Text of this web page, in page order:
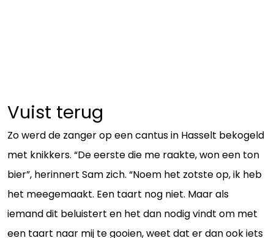
Vuist terug
Zo werd de zanger op een cantus in Hasselt bekogeld
met knikkers. “De eerste die me raakte, won een ton
bier”, herinnert Sam zich. “Noem het zotste op, ik heb
het meegemaakt. Een taart nog niet. Maar als
iemand dit beluistert en het dan nodig vindt om met
een taart naar mij te gooien, weet dat er dan ook iets